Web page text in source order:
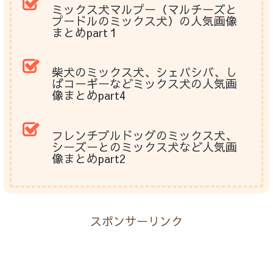
ミックス犬マルプー（マルチーズと
プードルのミックス犬）の人気画像
まとめpart１
柴犬のミックス犬、シェパシバ、し
ばコーギーなどミックス犬の人気画
像まとめpart4
フレンチブルドッグのミックス犬、
シーズーとのミックス犬など人気画
像まとめpart2
スポンサーリンク